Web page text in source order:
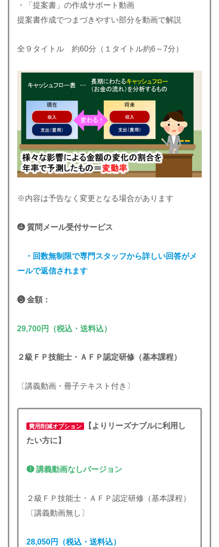
・「提案書」の作成サポート動画
提案書作成でつまづきやすい部分を動画で解説
全９タイトル 約60分（１タイトル約6～7分）
※内容は予告なく変更となる場合があります
❹ 質問メール受付サービス
・回数無制限で専門スタッフから詳しい回答がメ
ールで返信されます
❺ 金額：
29,700円 （税込・送料込）
２級ＦＰ技能士・ＡＦＰ認定研修（基本課程）
〔講義動画・冊子テキスト付き〕
費用削減オプション
【よりリーズナブルに利用し
たい方に】
❶ 講義動画なしバージョン
２級ＦＰ技能士・ＡＦＰ認定研修（基本課程）
〔講義動画無し〕
28,050円（税込・送料込）